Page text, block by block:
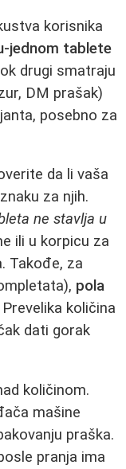
korisnika
jednom tablete
drugi smatraju
DM prašak)
posebno za
da li vaša
za njih.
ne stavlja u
ili u korpicu za
Takođe, za
pola
Prevelika količina
dati gorak
količinom.
mašine
praška.
pranja ima